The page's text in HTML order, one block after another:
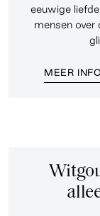
eeuwige
mensen over
MEER